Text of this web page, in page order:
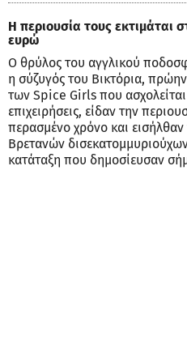
Η περιουσία τους εκτιμάται
ευρώ
Ο θρύλος του αγγλικού
η σύζυγός του Βικτόρια,
των Spice Girls που ασχολείται
επιχειρήσεις, είδαν την
περασμένο χρόνο και
Βρετανών
κατάταξη που δημοσίευσαν